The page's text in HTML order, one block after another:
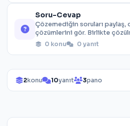
Soru-Cevap
Çözemediğin soruları paylaş,
çözümlerini gör. Birlikte
0 konu 0 yanıt
2konu 10yanıt 3pano